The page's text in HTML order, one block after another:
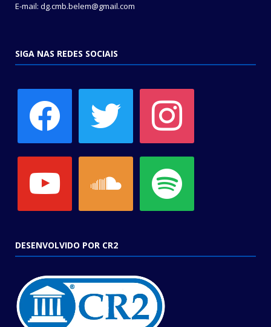
E-mail: dg.cmb.belem@gmail.com
SIGA NAS REDES SOCIAIS
DESENVOLVIDO POR CR2